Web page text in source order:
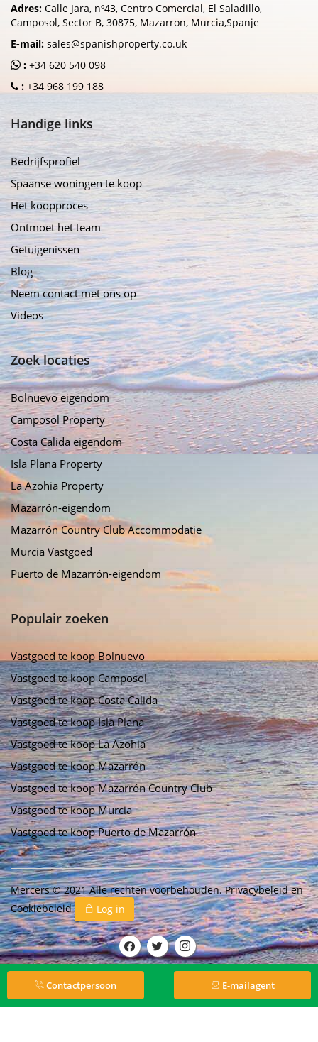
Adres: Calle Jara, nº43, Centro Comercial, El Saladillo,
Camposol, Sector B, 30875, Mazarron, Murcia,Spanje
E-mail: sales@spanishproperty.co.uk
: +34 620 540 098
: +34 968 199 188
Handige links
Bedrijfsprofiel
Spaanse woningen te koop
Het koopproces
Ontmoet het team
Getuigenissen
Blog
Neem contact met ons op
Videos
Zoek locaties
Bolnuevo eigendom
Camposol Property
Costa Calida eigendom
Isla Plana Property
La Azohia Property
Mazarrón-eigendom
Mazarrón Country Club Accommodatie
Murcia Vastgoed
Puerto de Mazarrón-eigendom
Populair zoeken
Vastgoed te koop Bolnuevo
Vastgoed te koop Camposol
Vastgoed te koop Costa Calida
Vastgoed te koop Isla Plana
Vastgoed te koop La Azohia
Vastgoed te koop Mazarrón
Vastgoed te koop Mazarrón Country Club
Vastgoed te koop Murcia
Vastgoed te koop Puerto de Mazarrón
Mercers © 2021 Alle rechten voorbehouden.Privacybeleiden
Cookiebeleid
Log in
Contactpersoon E-mailagent